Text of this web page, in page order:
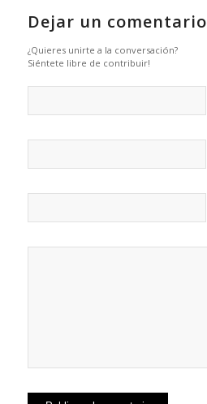
Dejar un comentario
¿Quieres unirte a la conversación?
Siéntete libre de contribuir!